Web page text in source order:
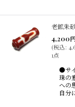
老鉱朱
4,200
(税込:
1点
●サ
珠の
への
自分